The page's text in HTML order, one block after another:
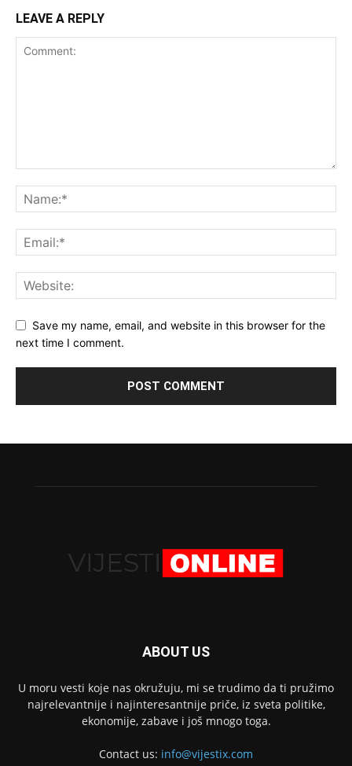
LEAVE A REPLY
Save my name, email, and website in this browser for the
next time I comment.
ABOUT US
U moru vesti koje nas okružuju, mi se trudimo da ti pružimo
najrelevantnije i najinteresantnije priče, iz sveta politike,
ekonomije, zabave i još mnogo toga.
Contact us: info@vijestix.com